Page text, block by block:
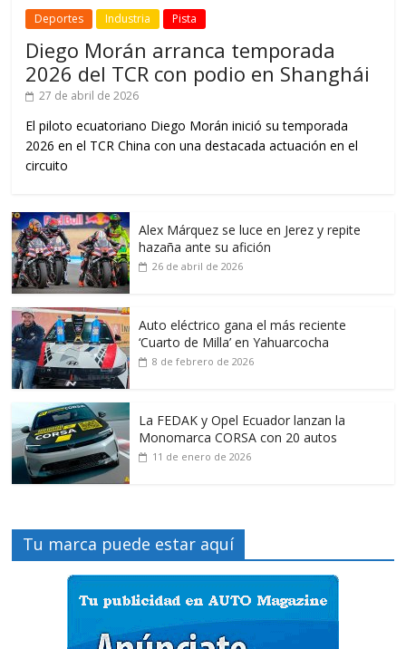
Deportes Industria Pista
Diego Morán arranca temporada
2026 del TCR con podio en Shanghái
27 de abril de 2026
El piloto ecuatoriano Diego Morán inició su temporada
2026 en el TCR China con una destacada actuación en el
circuito
Alex Márquez se luce en Jerez y repite
hazaña ante su afición
26 de abril de 2026
Auto eléctrico gana el más reciente
‘Cuarto de Milla’ en Yahuarcocha
8 de febrero de 2026
La FEDAK y Opel Ecuador lanzan la
Monomarca CORSA con 20 autos
11 de enero de 2026
Tu marca puede estar aquí